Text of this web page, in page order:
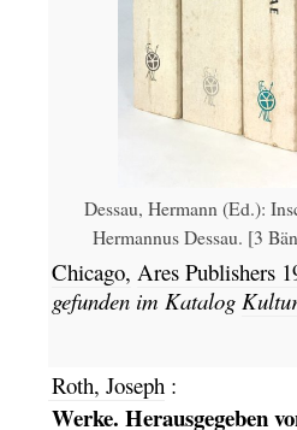
Dessau, Hermann (Ed.):
Hermannus Dessau. [3
Chicago, Ares Publishers
gefunden im Katalog
Roth, Joseph:
Werke. Herausgegeben